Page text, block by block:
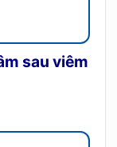
sau viêm